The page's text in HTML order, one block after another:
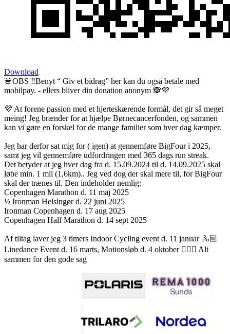
Download
🚨OBS ‼️Benyt “ Giv et bidrag” her kan du også betale med
mobilpay. - ellers bliver din donation anonym 🙈💜
💜 At forene passion med et hjerteskærende formål, det gir så meget
meing! Jeg brænder for at hjælpe Børnecancerfonden, og sammen
kan vi gøre en forskel for de mange familier som hver dag kæmper.
Jeg har derfor sat mig for ( igen) at gennemføre BigFour i 2025,
samt jeg vil gennemføre udfordringen med 365 dags run streak.
Det betyder at jeg hver dag fra d. 15.09.2024 til d. 14.09.2025 skal
løbe min. 1 mil (1,6km).. Jeg ved dog der skal mere til, for BigFour
skal der trænes til. Den indeholder nemlig:
Copenhagen Marathon d. 11 maj 2025
½ Ironman Helsingør d. 22 juni 2025
Ironman Copenhagen d. 17 aug 2025
Copenhagen Half Marathon d. 14 sept 2025
Af tiltag laver jeg 3 timers Indoor Cycling event d. 11 januar 🚴🏼
Linedance Event d. 16 marts, Motionsløb d. 4 oktober 🏃🏼‍♀️ Alt
sammen for den gode sag